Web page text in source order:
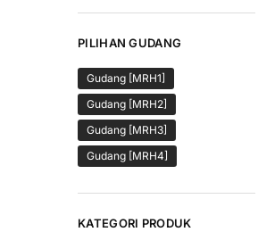
PILIHAN GUDANG
Gudang [MRH1]
Gudang [MRH2]
Gudang [MRH3]
Gudang [MRH4]
KATEGORI PRODUK